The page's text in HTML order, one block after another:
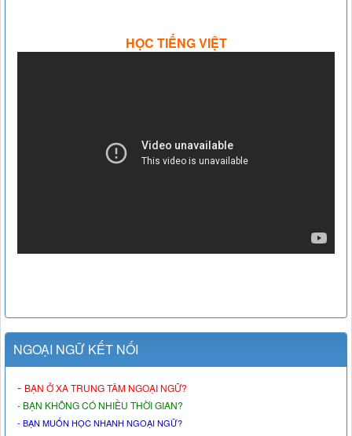
HỌC TIẾNG VIỆT
NGOẠI NGỮ KẾT NỐI
- BẠN Ở XA TRUNG TÂM NGOẠI NGỮ?
- BẠN KHÔNG CÓ NHIỀU THỜI GIAN?
- BẠN MUỐN HỌC NHANH NGOẠI NGỮ?